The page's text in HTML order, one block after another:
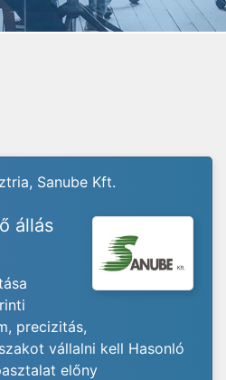
Sanube Kft.
állás
precizitás,
vállalni kell Hasonló
előny